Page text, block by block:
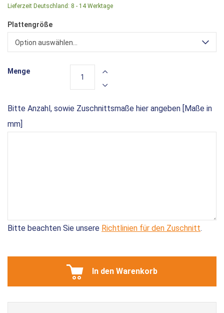
Lieferzeit Deutschland: 8 - 14 Werktage
Plattengröße
Option auswählen...
Bitte Anzahl, sowie Zuschnittsmaße hier angeben [Maße in
mm]
Bitte beachten Sie unsere Richtlinien für den Zuschnitt.
Menge
In den Warenkorb